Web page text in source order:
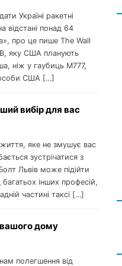
Україні ракетні
відстані понад 64
про це пише The Wall
яку США планують
ніж у гаубиць M777,
особи США […]
вибір для вас
яке не змушує вас
зустрічатися з
Львів може підійти
багатьох інших професій,
частині таксі […]
дому
полегшення від